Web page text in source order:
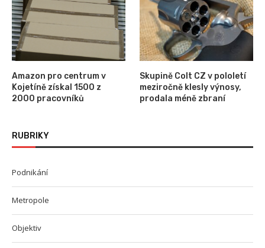
Amazon pro centrum v
Kojetíně získal 1500 z
2000 pracovníků
Skupině Colt CZ v pololetí
meziročně klesly výnosy,
prodala méně zbraní
RUBRIKY
Podnikání
Metropole
Objektiv